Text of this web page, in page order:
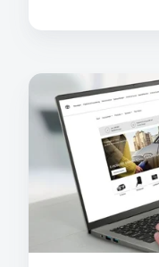
Toyota
und
e-
mobilio
verlängern
erfolgreiche
Zusammenarbeit